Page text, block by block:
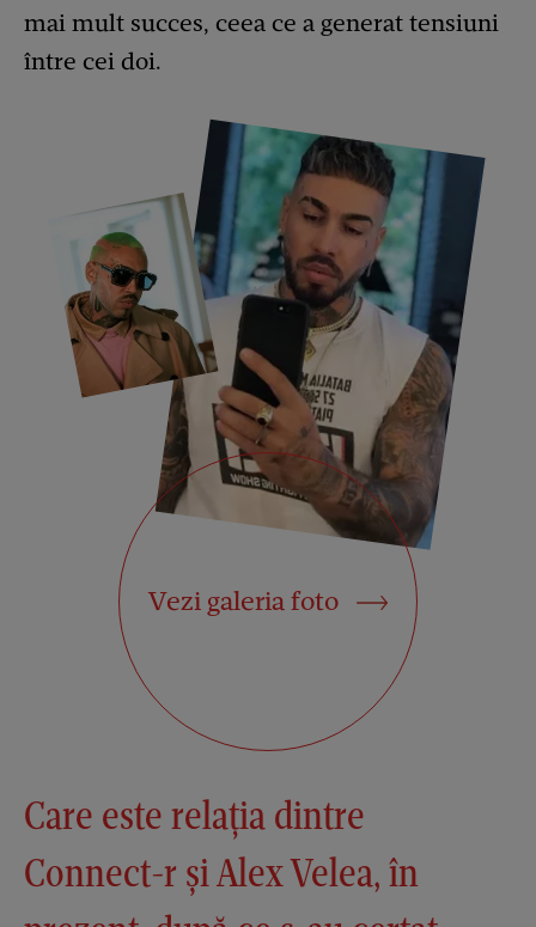
mai mult succes, ceea ce a generat tensiuni
între cei doi.
Vezi galeria foto
Care este relația dintre
Connect-r și Alex Velea, în